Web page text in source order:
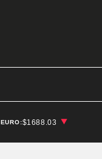
EURO:$1688.03